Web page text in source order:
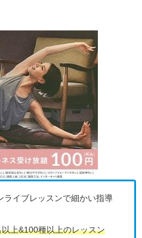
ライブレッスンで細かい指導
上&100種以上のレッスン